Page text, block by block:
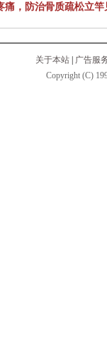
痛，防治骨质疏松立竿
关于本站
广告服
Copyright (C)